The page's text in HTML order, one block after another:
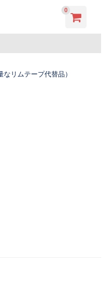
0
リムテープ代替品）